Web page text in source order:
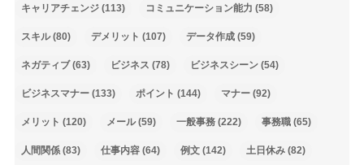
キャリアチェンジ(113) コミュニケーション能力 (58)
スキル(80) デメリット (107) データ作成(59)
ネガティブ(63) ビジネス (78) ビジネスシーン(54)
ビジネスマナー(133) ポイント (144) マナー(92)
メリット (120) メール(59) 一般事務(222) 事務職(65)
人間関係(83) 仕事内容(64) 例文(142) 土日休み(82)